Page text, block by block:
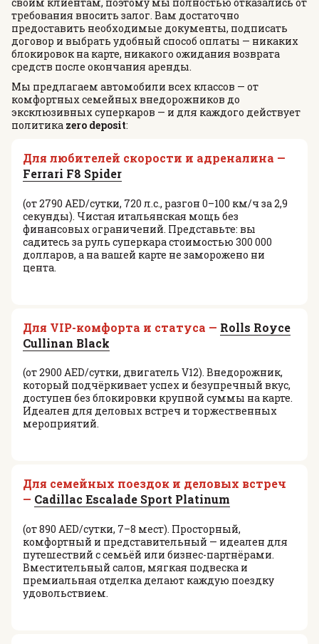
требования вносить залог. Вам достаточно
предоставить необходимые документы, подписать
договор и выбрать удобный способ оплаты — никаких
блокировок на карте, никакого ожидания возврата
средств после окончания аренды.
Мы предлагаем автомобили всех классов — от
комфортных семейных внедорожников до
эксклюзивных суперкаров — и для каждого действует
политика zero deposit:
Для любителей скорости и адреналина —
Ferrari F8 Spider
(от 2790 AED/сутки, 720 л.с., разгон 0–100 км/ч за 2,9
секунды). Чистая итальянская мощь без
финансовых ограничений. Представьте: вы
садитесь за руль суперкара стоимостью 300 000
долларов, а на вашей карте не заморожено ни
цента.
Для VIP-комфорта и статуса — Rolls Royce
Cullinan Black
(от 2900 AED/сутки, двигатель V12). Внедорожник,
который подчёркивает успех и безупречный вкус,
доступен без блокировки крупной суммы на карте.
Идеален для деловых встреч и торжественных
мероприятий.
Для семейных поездок и деловых встреч
— Cadillac Escalade Sport Platinum
(от 890 AED/сутки, 7–8 мест). Просторный,
комфортный и представительный — идеален для
путешествий с семьёй или бизнес-партнёрами.
Вместительный салон, мягкая подвеска и
премиальная отделка делают каждую поездку
удовольствием.